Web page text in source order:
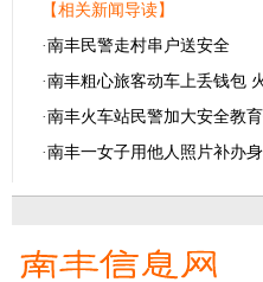
【相关新闻导读】
·南丰民警走村串户送安全
·南丰粗心旅客动车上丢钱包
·南丰火车站民警加大安全教
·南丰一女子用他人照片补办